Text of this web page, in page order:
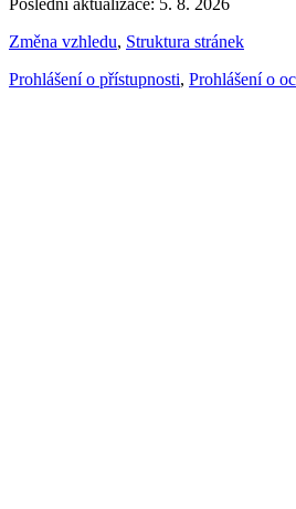
Změna vzhledu, Struktura stránek
Prohlášení o přístupnosti, Prohlášení o